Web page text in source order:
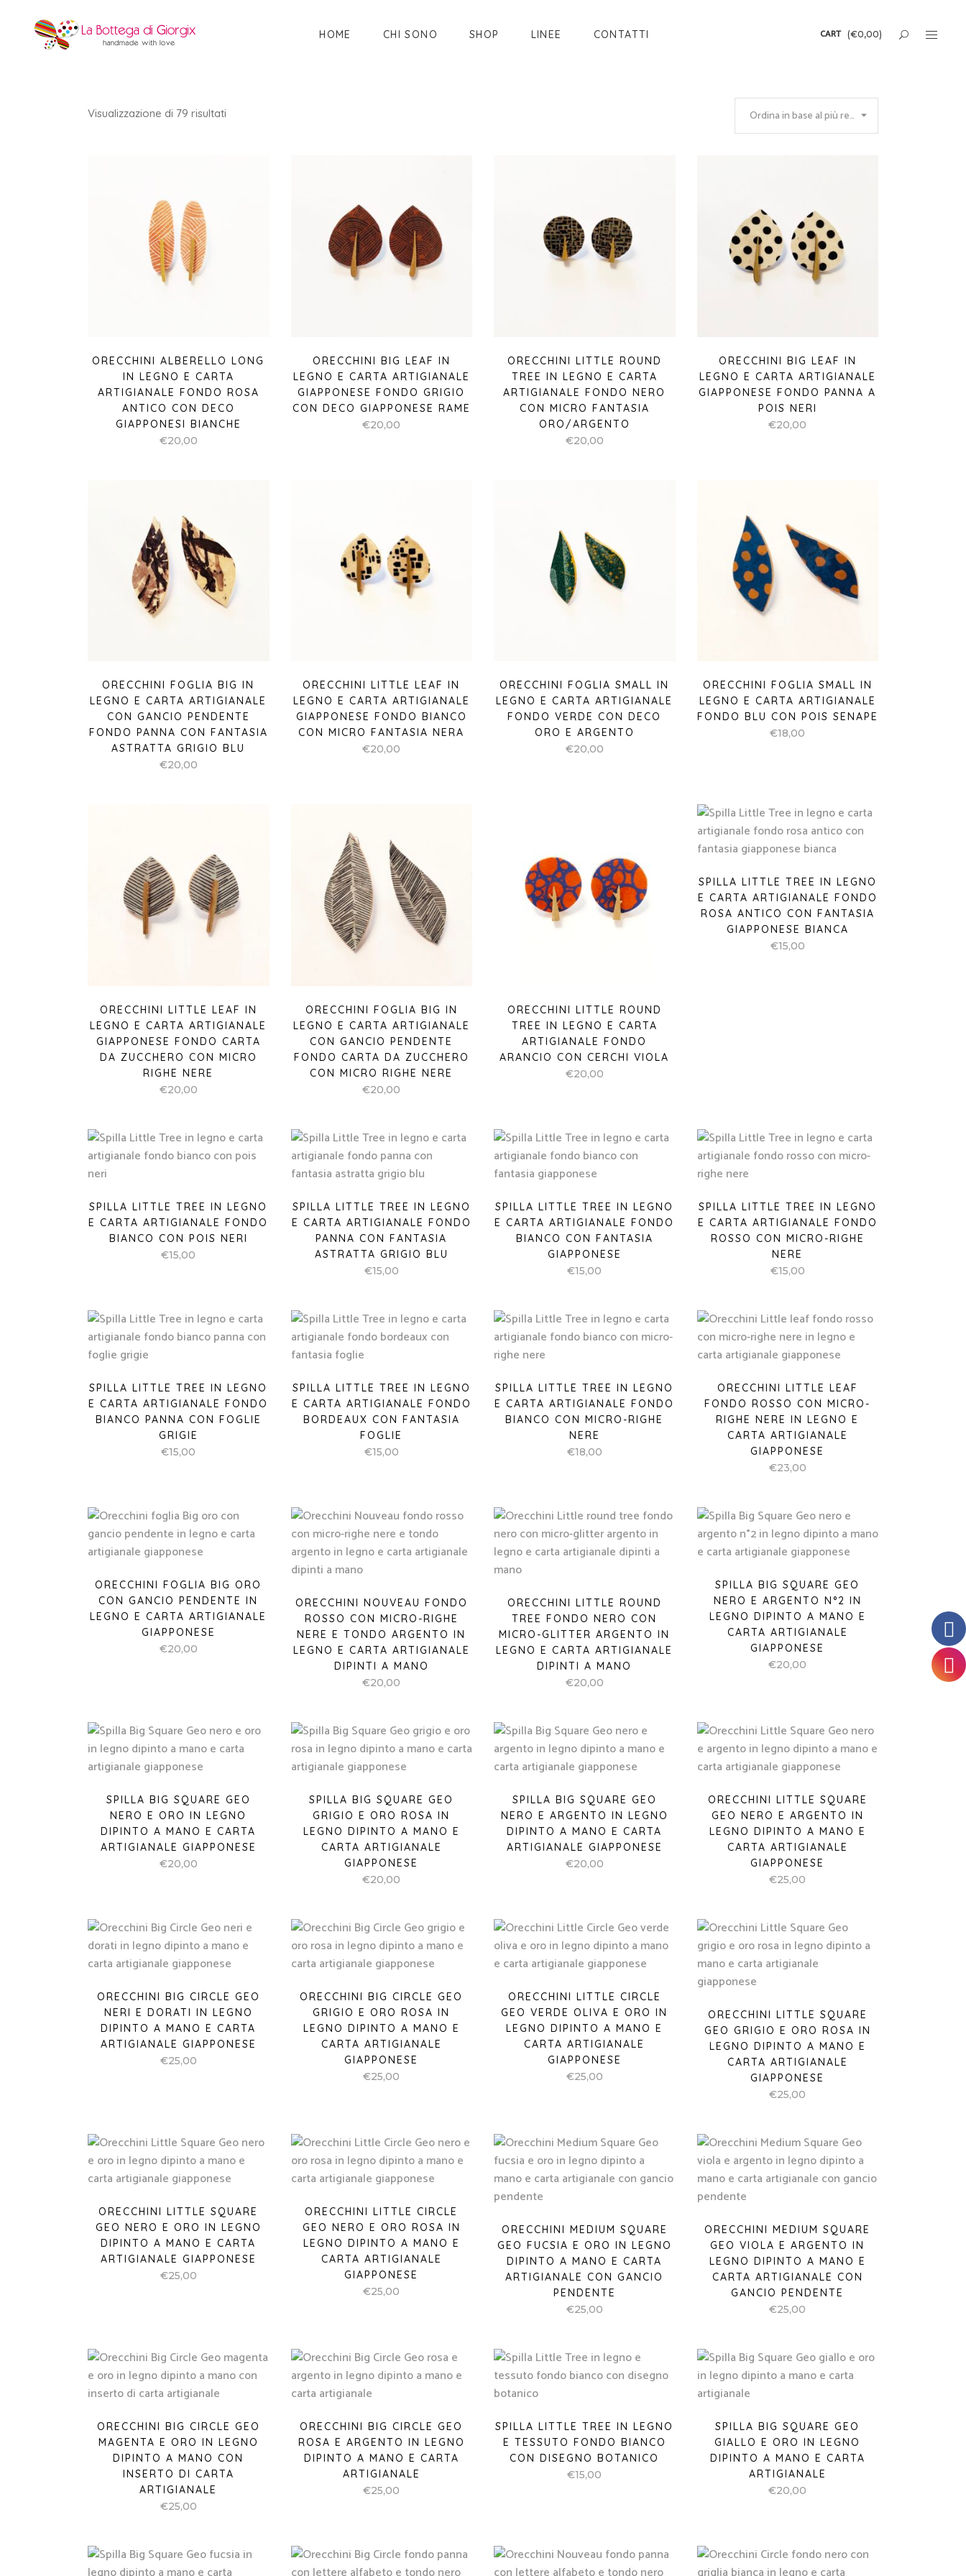
HOME CHI SONO SHOP LINEE CONTATTI CART (€0,00)
Visualizzazione di 79 risultati Ordina in base al più recente
ORECCHINI ALBERELLO LONG
IN LEGNO E CARTA
ARTIGIANALE FONDO ROSA
ANTICO CON DECO
GIAPPONESI BIANCHE
€20,00
ORECCHINI BIG LEAF IN
LEGNO E CARTA ARTIGIANALE
GIAPPONESE FONDO GRIGIO
CON DECO GIAPPONESE RAME
€20,00
ORECCHINI LITTLE ROUND
TREE IN LEGNO E CARTA
ARTIGIANALE FONDO NERO
CON MICRO FANTASIA
ORO/ARGENTO
€20,00
ORECCHINI BIG LEAF IN
LEGNO E CARTA ARTIGIANALE
GIAPPONESE FONDO PANNA A
POIS NERI
€20,00
ORECCHINI FOGLIA BIG IN
LEGNO E CARTA ARTIGIANALE
CON GANCIO PENDENTE
FONDO PANNA CON FANTASIA
ASTRATTA GRIGIO BLU
€20,00
ORECCHINI LITTLE LEAF IN
LEGNO E CARTA ARTIGIANALE
GIAPPONESE FONDO BIANCO
CON MICRO FANTASIA NERA
€20,00
ORECCHINI FOGLIA SMALL IN
LEGNO E CARTA ARTIGIANALE
FONDO VERDE CON DECO
ORO E ARGENTO
€20,00
ORECCHINI FOGLIA SMALL IN
LEGNO E CARTA ARTIGIANALE
FONDO BLU CON POIS SENAPE
€18,00
ORECCHINI LITTLE LEAF IN
LEGNO E CARTA ARTIGIANALE
GIAPPONESE FONDO CARTA
DA ZUCCHERO CON MICRO
RIGHE NERE
€20,00
ORECCHINI FOGLIA BIG IN
LEGNO E CARTA ARTIGIANALE
CON GANCIO PENDENTE
FONDO CARTA DA ZUCCHERO
CON MICRO RIGHE NERE
€20,00
ORECCHINI LITTLE ROUND
TREE IN LEGNO E CARTA
ARTIGIANALE FONDO
ARANCIO CON CERCHI VIOLA
€20,00
SPILLA LITTLE TREE IN LEGNO
E CARTA ARTIGIANALE FONDO
ROSA ANTICO CON FANTASIA
GIAPPONESE BIANCA
€15,00
SPILLA LITTLE TREE IN LEGNO
E CARTA ARTIGIANALE FONDO
BIANCO CON POIS NERI
€15,00
SPILLA LITTLE TREE IN LEGNO
E CARTA ARTIGIANALE FONDO
PANNA CON FANTASIA
ASTRATTA GRIGIO BLU
€15,00
SPILLA LITTLE TREE IN LEGNO
E CARTA ARTIGIANALE FONDO
BIANCO CON FANTASIA
GIAPPONESE
€15,00
SPILLA LITTLE TREE IN LEGNO
E CARTA ARTIGIANALE FONDO
ROSSO CON MICRO-RIGHE
NERE
€15,00
SPILLA LITTLE TREE IN LEGNO
E CARTA ARTIGIANALE FONDO
BIANCO PANNA CON FOGLIE
GRIGIE
€15,00
SPILLA LITTLE TREE IN LEGNO
E CARTA ARTIGIANALE FONDO
BORDEAUX CON FANTASIA
FOGLIE
€15,00
SPILLA LITTLE TREE IN LEGNO
E CARTA ARTIGIANALE FONDO
BIANCO CON MICRO-RIGHE
NERE
€18,00
ORECCHINI LITTLE LEAF
FONDO ROSSO CON MICRO-
RIGHE NERE IN LEGNO E
CARTA ARTIGIANALE
GIAPPONESE
€23,00
ORECCHINI FOGLIA BIG ORO
CON GANCIO PENDENTE IN
LEGNO E CARTA ARTIGIANALE
GIAPPONESE
€20,00
ORECCHINI NOUVEAU FONDO
ROSSO CON MICRO-RIGHE
NERE E TONDO ARGENTO IN
LEGNO E CARTA ARTIGIANALE
DIPINTI A MANO
€20,00
ORECCHINI LITTLE ROUND
TREE FONDO NERO CON
MICRO-GLITTER ARGENTO IN
LEGNO E CARTA ARTIGIANALE
DIPINTI A MANO
€20,00
SPILLA BIG SQUARE GEO
NERO E ARGENTO N°2 IN
LEGNO DIPINTO A MANO E
CARTA ARTIGIANALE
GIAPPONESE
€20,00
SPILLA BIG SQUARE GEO
NERO E ORO IN LEGNO
DIPINTO A MANO E CARTA
ARTIGIANALE GIAPPONESE
€20,00
SPILLA BIG SQUARE GEO
GRIGIO E ORO ROSA IN
LEGNO DIPINTO A MANO E
CARTA ARTIGIANALE
GIAPPONESE
€20,00
SPILLA BIG SQUARE GEO
NERO E ARGENTO IN LEGNO
DIPINTO A MANO E CARTA
ARTIGIANALE GIAPPONESE
€20,00
ORECCHINI LITTLE SQUARE
GEO NERO E ARGENTO IN
LEGNO DIPINTO A MANO E
CARTA ARTIGIANALE
GIAPPONESE
€25,00
ORECCHINI BIG CIRCLE GEO
NERI E DORATI IN LEGNO
DIPINTO A MANO E CARTA
ARTIGIANALE GIAPPONESE
€25,00
ORECCHINI BIG CIRCLE GEO
GRIGIO E ORO ROSA IN
LEGNO DIPINTO A MANO E
CARTA ARTIGIANALE
GIAPPONESE
€25,00
ORECCHINI LITTLE CIRCLE
GEO VERDE OLIVA E ORO IN
LEGNO DIPINTO A MANO E
CARTA ARTIGIANALE
GIAPPONESE
€25,00
ORECCHINI LITTLE SQUARE
GEO GRIGIO E ORO ROSA IN
LEGNO DIPINTO A MANO E
CARTA ARTIGIANALE
GIAPPONESE
€25,00
ORECCHINI LITTLE SQUARE
GEO NERO E ORO IN LEGNO
DIPINTO A MANO E CARTA
ARTIGIANALE GIAPPONESE
€25,00
ORECCHINI LITTLE CIRCLE
GEO NERO E ORO ROSA IN
LEGNO DIPINTO A MANO E
CARTA ARTIGIANALE
GIAPPONESE
€25,00
ORECCHINI MEDIUM SQUARE
GEO FUCSIA E ORO IN LEGNO
DIPINTO A MANO E CARTA
ARTIGIANALE CON GANCIO
PENDENTE
€25,00
ORECCHINI MEDIUM SQUARE
GEO VIOLA E ARGENTO IN
LEGNO DIPINTO A MANO E
CARTA ARTIGIANALE CON
GANCIO PENDENTE
€25,00
ORECCHINI BIG CIRCLE GEO
MAGENTA E ORO IN LEGNO
DIPINTO A MANO CON
INSERTO DI CARTA
ARTIGIANALE
€25,00
ORECCHINI BIG CIRCLE GEO
ROSA E ARGENTO IN LEGNO
DIPINTO A MANO E CARTA
ARTIGIANALE
€25,00
SPILLA LITTLE TREE IN LEGNO
E TESSUTO FONDO BIANCO
CON DISEGNO BOTANICO
€15,00
SPILLA BIG SQUARE GEO
GIALLO E ORO IN LEGNO
DIPINTO A MANO E CARTA
ARTIGIANALE
€20,00